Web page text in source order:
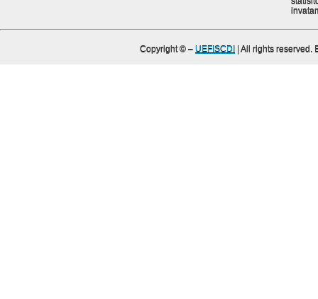
Copyright © – UEFISCDI | All rights